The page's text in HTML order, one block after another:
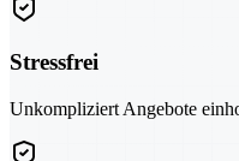
Stressfrei
Unkompliziert Angebote